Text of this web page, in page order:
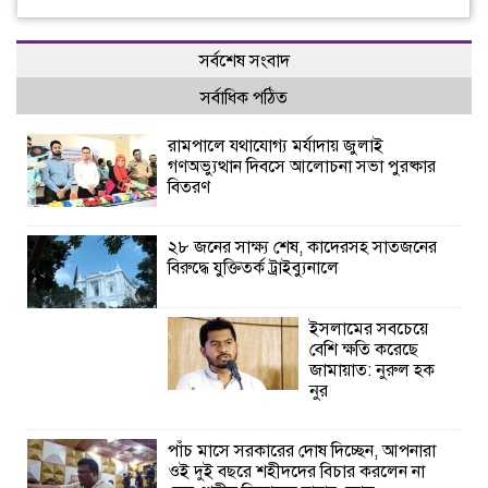
সর্বশেষ সংবাদ
সর্বাধিক পঠিত
রামপালে যথাযোগ্য মর্যাদায় জুলাই
গণঅভ্যুত্থান দিবসে আলোচনা সভা পুরষ্কার
বিতরণ
২৮ জনের সাক্ষ্য শেষ, কাদেরসহ সাতজনের
বিরুদ্ধে যুক্তিতর্ক ট্রাইব্যুনালে
ইসলামের সবচেয়ে
বেশি ক্ষতি করেছে
জামায়াত: নুরুল হক
নুর
পাঁচ মাসে সরকারের দোষ দিচ্ছেন, আপনারা
ওই দুই বছরে শহীদদের বিচার করলেন না